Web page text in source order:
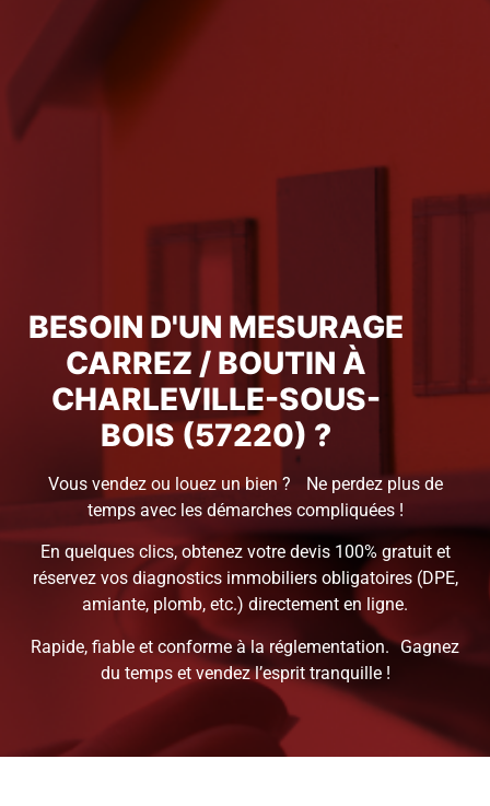
BESOIN D'UN MESURAGE
CARREZ / BOUTIN À
CHARLEVILLE-SOUS-
BOIS (57220) ?
Vous vendez ou louez un bien ? Ne perdez plus de
temps avec les démarches compliquées !
En quelques clics, obtenez votre devis 100% gratuit et
réservez vos diagnostics immobiliers obligatoires (DPE,
amiante, plomb, etc.) directement en ligne.
Rapide, fiable et conforme à la réglementation. Gagnez
du temps et vendez l’esprit tranquille !